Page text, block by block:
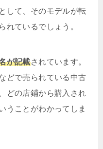
して、そのモデルが転
れているでしょう。
が記載されています。
どで売られている中古
どの店鋪から購入され
うことがわかってしま